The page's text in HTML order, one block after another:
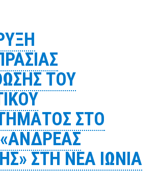
Διακήρυξη για την εκμίσθωση
Παγασών Βόλου
ΤΟΥ
ΣΤΟ
ΣΤΗ ΝΕΑ ΙΩΝΙΑ